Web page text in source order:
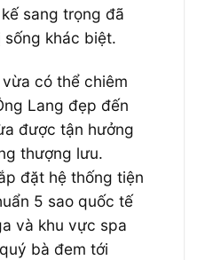
sang trọng đã
sống khác biệt.
có thể chiêm
Lang đẹp đến
được tận hưởng
thượng lưu.
đặt hệ thống tiện
5 sao quốc tế
và khu vực spa
bà đem tới